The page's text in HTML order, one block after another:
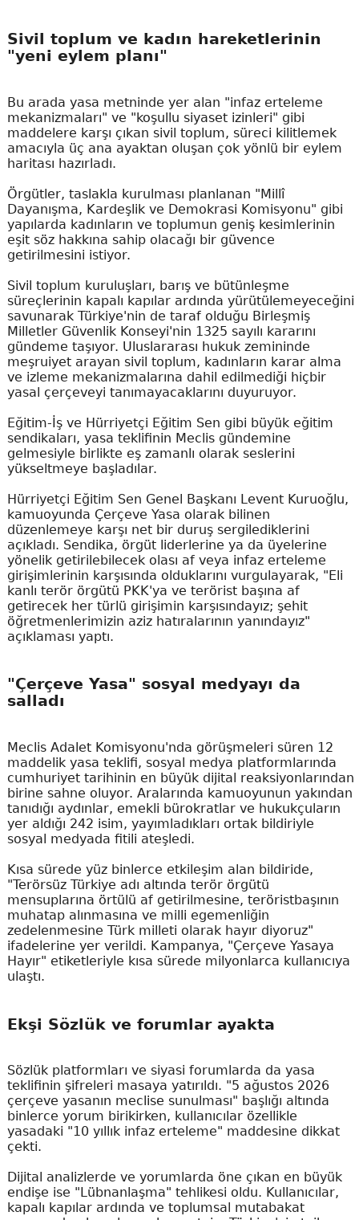
Sivil toplum ve kadın hareketlerinin
"yeni eylem planı"
Bu arada yasa metninde yer alan "infaz erteleme
mekanizmaları" ve "koşullu siyaset izinleri" gibi
maddelere karşı çıkan sivil toplum, süreci kilitlemek
amacıyla üç ana ayaktan oluşan çok yönlü bir eylem
haritası hazırladı.
Örgütler, taslakla kurulması planlanan "Millî
Dayanışma, Kardeşlik ve Demokrasi Komisyonu" gibi
yapılarda kadınların ve toplumun geniş kesimlerinin
eşit söz hakkına sahip olacağı bir güvence
getirilmesini istiyor.
Sivil toplum kuruluşları, barış ve bütünleşme
süreçlerinin kapalı kapılar ardında yürütülemeyeceğini
savunarak Türkiye'nin de taraf olduğu Birleşmiş
Milletler Güvenlik Konseyi'nin 1325 sayılı kararını
gündeme taşıyor. Uluslararası hukuk zemininde
meşruiyet arayan sivil toplum, kadınların karar alma
ve izleme mekanizmalarına dahil edilmediği hiçbir
yasal çerçeveyi tanımayacaklarını duyuruyor.
Eğitim-İş ve Hürriyetçi Eğitim Sen gibi büyük eğitim
sendikaları, yasa teklifinin Meclis gündemine
gelmesiyle birlikte eş zamanlı olarak seslerini
yükseltmeye başladılar.
Hürriyetçi Eğitim Sen Genel Başkanı Levent Kuruoğlu,
kamuoyunda Çerçeve Yasa olarak bilinen
düzenlemeye karşı net bir duruş sergilediklerini
açıkladı. Sendika, örgüt liderlerine ya da üyelerine
yönelik getirilebilecek olası af veya infaz erteleme
girişimlerinin karşısında olduklarını vurgulayarak, "Eli
kanlı terör örgütü PKK'ya ve terörist başına af
getirecek her türlü girişimin karşısındayız; şehit
öğretmenlerimizin aziz hatıralarının yanındayız"
açıklaması yaptı.
"Çerçeve Yasa" sosyal medyayı da
salladı
Meclis Adalet Komisyonu'nda görüşmeleri süren 12
maddelik yasa teklifi, sosyal medya platformlarında
cumhuriyet tarihinin en büyük dijital reaksiyonlarından
birine sahne oluyor. Aralarında kamuoyunun yakından
tanıdığı aydınlar, emekli bürokratlar ve hukukçuların
yer aldığı 242 isim, yayımladıkları ortak bildiriyle
sosyal medyada fitili ateşledi.
Kısa sürede yüz binlerce etkileşim alan bildiride,
"Terörsüz Türkiye adı altında terör örgütü
mensuplarına örtülü af getirilmesine, teröristbaşının
muhatap alınmasına ve milli egemenliğin
zedelenmesine Türk milleti olarak hayır diyoruz"
ifadelerine yer verildi. Kampanya, "Çerçeve Yasaya
Hayır" etiketleriyle kısa sürede milyonlarca kullanıcıya
ulaştı.
Ekşi Sözlük ve forumlar ayakta
Sözlük platformları ve siyasi forumlarda da yasa
teklifinin şifreleri masaya yatırıldı. "5 ağustos 2026
çerçeve yasanın meclise sunulması" başlığı altında
binlerce yorum birikirken, kullanıcılar özellikle
yasadaki "10 yıllık infaz erteleme" maddesine dikkat
çekti.
Dijital analizlerde ve yorumlarda öne çıkan en büyük
endişe ise "Lübnanlaşma" tehlikesi oldu. Kullanıcılar,
kapalı kapılar ardında ve toplumsal mutabakat